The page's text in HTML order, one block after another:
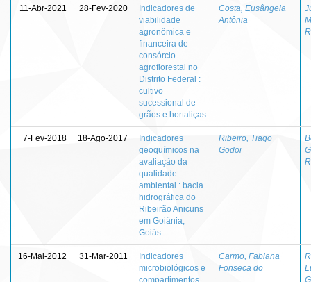
11-Abr-2021 28-Fev-2020
Indicadores de
viabilidade
agronômica e
financeira de
consórcio
agroflorestal no
Distrito Federal :
cultivo
sucessional de
grãos e hortaliças
Costa, Eusângela
Antônia
7-Fev-2018 18-Ago-2017
Indicadores
geoquímicos na
avaliação da
qualidade
ambiental : bacia
hidrográfica do
Ribeirão Anicuns
em Goiânia,
Goiás
Ribeiro, Tiago
Godoi
16-Mai-2012 31-Mar-2011
Indicadores
microbiológicos e
compartimentos
Carmo, Fabiana
Fonseca do